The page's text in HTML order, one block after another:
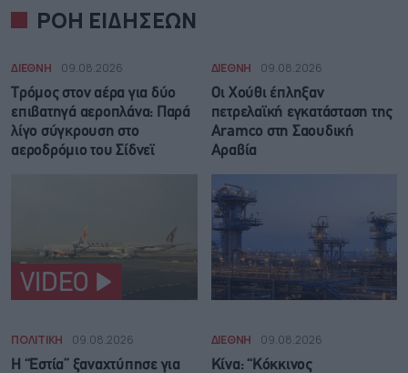
ΡΟΗ ΕΙΔΗΣΕΩΝ
ΔΙΕΘΝΗ 09.08.2026
Τρόμος στον αέρα για δύο
επιβατηγά αεροπλάνα: Παρά
λίγο σύγκρουση στο
αεροδρόμιο του Σίδνεϊ
VIDEO
ΔΙΕΘΝΗ 09.08.2026
Οι Χούθι έπληξαν
πετρελαϊκή εγκατάσταση της
Aramco στη Σαουδική
Αραβία
ΠΟΛΙΤΙΚΗ 09.08.2026
Η “Εστία” ξαναχτύπησε για
ΔΙΕΘΝΗ 09.08.2026
Κίνα: “Κόκκινος